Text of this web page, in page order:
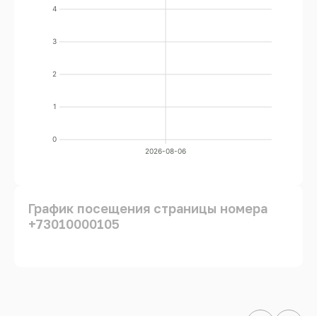
0
1
2
3
4
2026-08-06
График посещения страницы номера
+73010000105